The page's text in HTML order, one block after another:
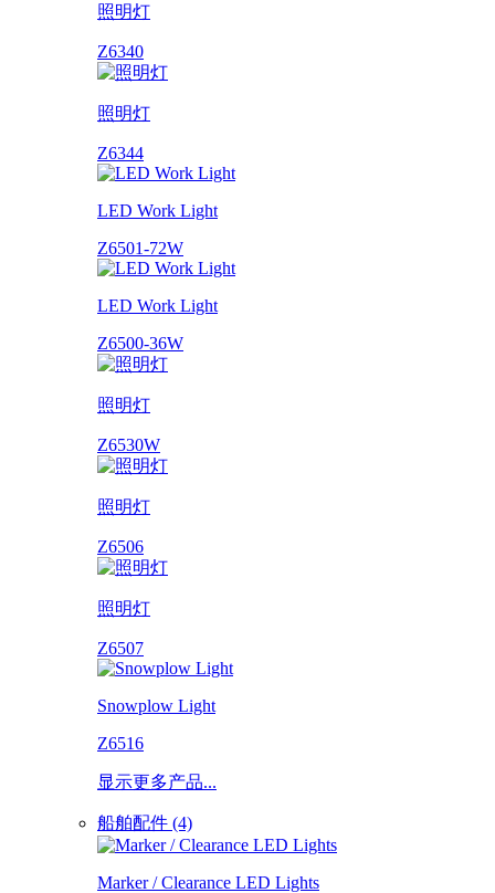
照明灯
Z6340
照明灯
Z6344
LED Work Light
Z6501-72W
LED Work Light
Z6500-36W
照明灯
Z6530W
照明灯
Z6506
照明灯
Z6507
Snowplow Light
Z6516
显示更多产品...
船舶配件 (4)
Marker / Clearance LED Lights